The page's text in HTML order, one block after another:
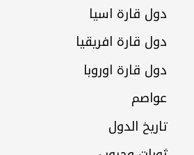
دول قارة اسيا
دول قارة افريقيا
دول قارة اوروبا
عواصم
تاريخ الدول